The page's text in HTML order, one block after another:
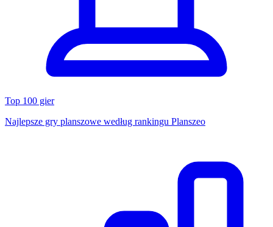
Top 100 gier
Najlepsze gry planszowe według rankingu Planszeo